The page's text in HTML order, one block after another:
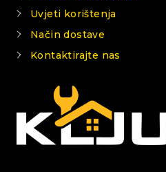
Uvjeti korištenja
Način dostave
Kontaktirajte nas